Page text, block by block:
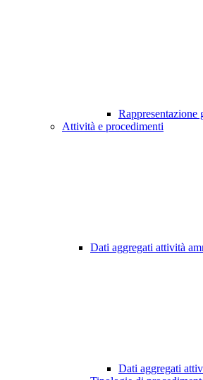
Rappresentazione
Attività e procedimenti
Dati aggregati attività
Dati aggregati